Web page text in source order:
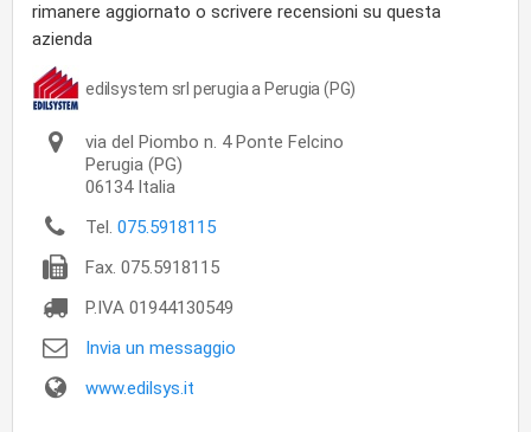
rimanere aggiornato o scrivere recensioni su questa
azienda
edilsystem srl perugia a Perugia (PG)
via del Piombo n. 4 Ponte Felcino
Perugia (PG)
06134 Italia
Tel. 075.5918115
Fax. 075.5918115
P.IVA 01944130549
Invia un messaggio
www.edilsys.it